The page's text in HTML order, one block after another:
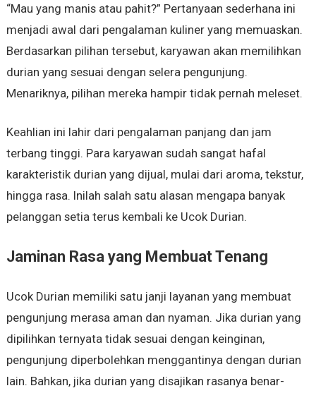
“Mau yang manis atau pahit?” Pertanyaan sederhana ini
menjadi awal dari pengalaman kuliner yang memuaskan.
Berdasarkan pilihan tersebut, karyawan akan memilihkan
durian yang sesuai dengan selera pengunjung.
Menariknya, pilihan mereka hampir tidak pernah meleset.
Keahlian ini lahir dari pengalaman panjang dan jam
terbang tinggi. Para karyawan sudah sangat hafal
karakteristik durian yang dijual, mulai dari aroma, tekstur,
hingga rasa. Inilah salah satu alasan mengapa banyak
pelanggan setia terus kembali ke Ucok Durian.
Jaminan Rasa yang Membuat Tenang
Ucok Durian memiliki satu janji layanan yang membuat
pengunjung merasa aman dan nyaman. Jika durian yang
dipilihkan ternyata tidak sesuai dengan keinginan,
pengunjung diperbolehkan menggantinya dengan durian
lain. Bahkan, jika durian yang disajikan rasanya benar-